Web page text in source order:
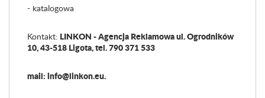
- katalogowa
Kontakt: LINKON - Agencja Reklamowa ul. Ogrodników
10, 43-518 Ligota, tel. 790 371 533
mail: info@linkon.eu.